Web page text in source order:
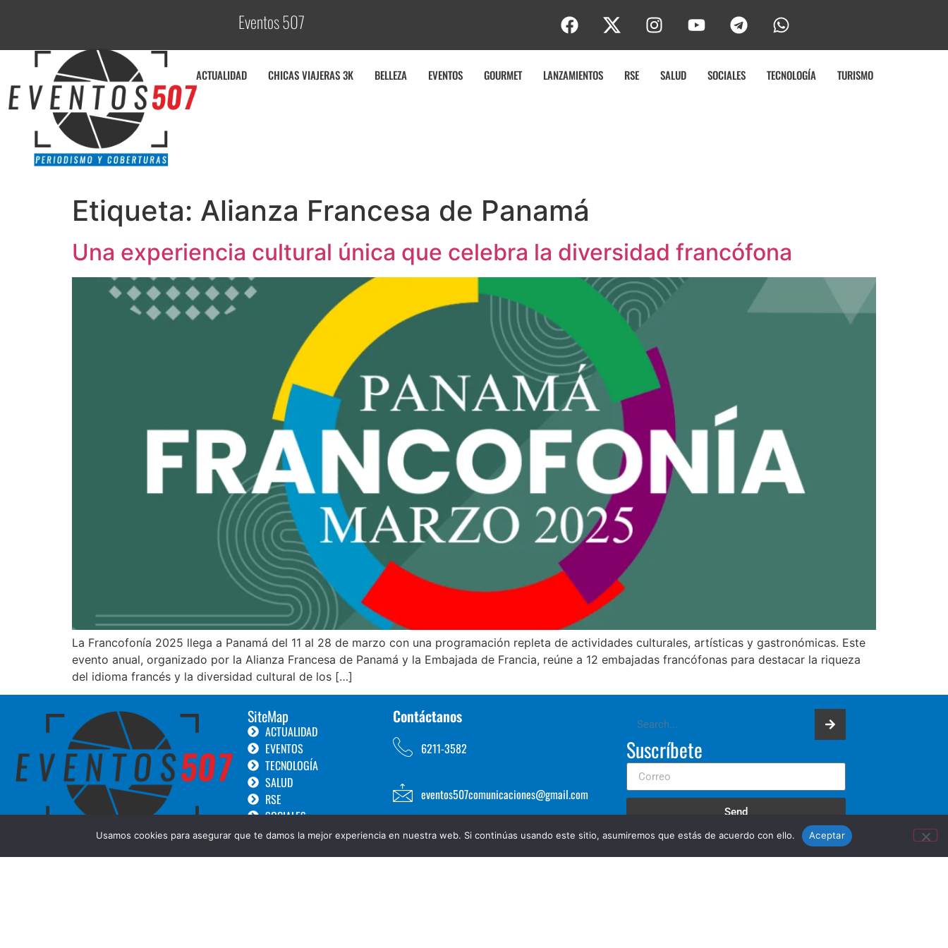
Eventos 507
ACTUALIDAD CHICAS VIAJERAS 3K BELLEZA EVENTOS GOURMET LANZAMIENTOS RSE SALUD SOCIALES TECNOLOGÍA TURISMO
Etiqueta: Alianza Francesa de Panamá
Una experiencia cultural única que celebra la diversidad francófona
La Francofonía 2025 llega a Panamá del 11 al 28 de marzo con una programación repleta de actividades culturales, artísticas y gastronómicas. Este
evento anual, organizado por la Alianza Francesa de Panamá y la Embajada de Francia, reúne a 12 embajadas francófonas para destacar la riqueza
del idioma francés y la diversidad cultural de los […]
SiteMap
ACTUALIDAD
EVENTOS
TECNOLOGÍA
SALUD
RSE
SOCIALES
TURISMO
Contáctanos
6211-3582
eventos507comunicaciones@gmail.com
Suscríbete
Send
Usamos cookies para asegurar que te damos la mejor experiencia en nuestra web. Si continúas usando este sitio, asumiremos que estás de acuerdo con ello. Aceptar